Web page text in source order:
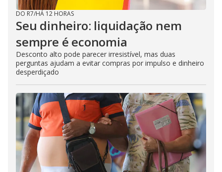
DO R7/HÁ 12 HORAS
Seu dinheiro: liquidação nem
sempre é economia
Desconto alto pode parecer irresistível, mas duas
perguntas ajudam a evitar compras por impulso e dinheiro
desperdiçado